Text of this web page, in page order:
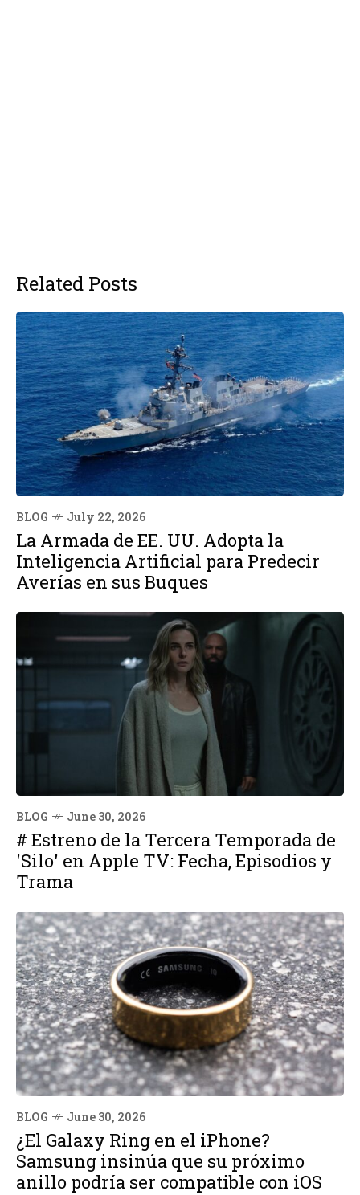
Related Posts
BLOG July 22, 2026
La Armada de EE. UU. Adopta la
Inteligencia Artificial para Predecir
Averías en sus Buques
BLOG June 30, 2026
# Estreno de la Tercera Temporada de
'Silo' en Apple TV: Fecha, Episodios y
Trama
BLOG June 30, 2026
¿El Galaxy Ring en el iPhone?
Samsung insinúa que su próximo
anillo podría ser compatible con iOS